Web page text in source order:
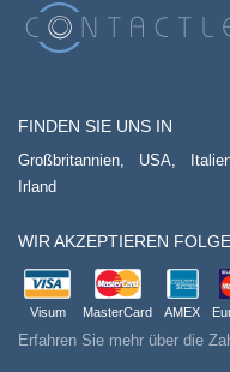
FINDEN SIE UNS IN
Großbritannien, USA,
Irland
WIR AKZEPTIEREN
Visum MasterCard AMEX
Erfahren Sie mehr über die